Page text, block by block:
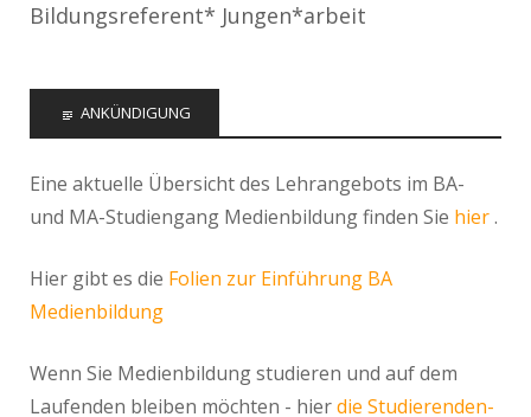
Bildungsreferent* Jungen*arbeit
ANKÜNDIGUNG
Eine aktuelle Übersicht des Lehrangebots im BA-
und MA-Studiengang Medienbildung finden Sie hier.
Hier gibt es die Folien zur Einführung BA
Medienbildung
Wenn Sie Medienbildung studieren und auf dem
Laufenden bleiben möchten - hierdie Studierenden-